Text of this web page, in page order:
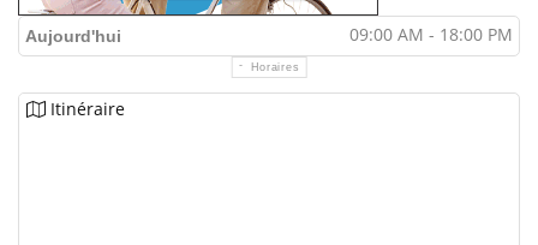
Aujourd'hui 09:00 AM - 18:00 PM
Horaires
Itinéraire